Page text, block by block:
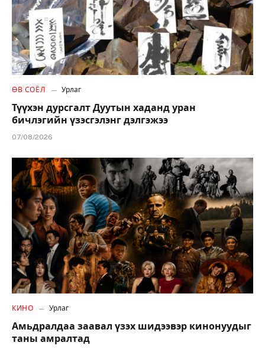
ӨВ СОЁЛ Урлаг
Түүхэн дурсгалт Дуутын хаданд уран
бичлэгийн үзэсгэлэнг дэлгэжээ
07/08/2026
КИНО Урлаг
Амьдралдаа заавал үзэх шидээвэр кинонуудыг
таны амралтад